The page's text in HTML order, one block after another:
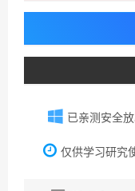
已亲测安全
仅供学习研究